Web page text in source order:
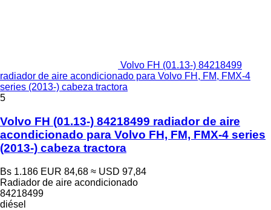
Volvo FH (01.13-) 84218499
radiador de aire acondicionado para Volvo FH, FM, FMX-4
series (2013-) cabeza tractora
5
Volvo FH (01.13-) 84218499 radiador de aire
acondicionado para Volvo FH, FM, FMX-4 series
(2013-) cabeza tractora
Bs 1.186 EUR 84,68 ≈ USD 97,84
Radiador de aire acondicionado
84218499
diésel